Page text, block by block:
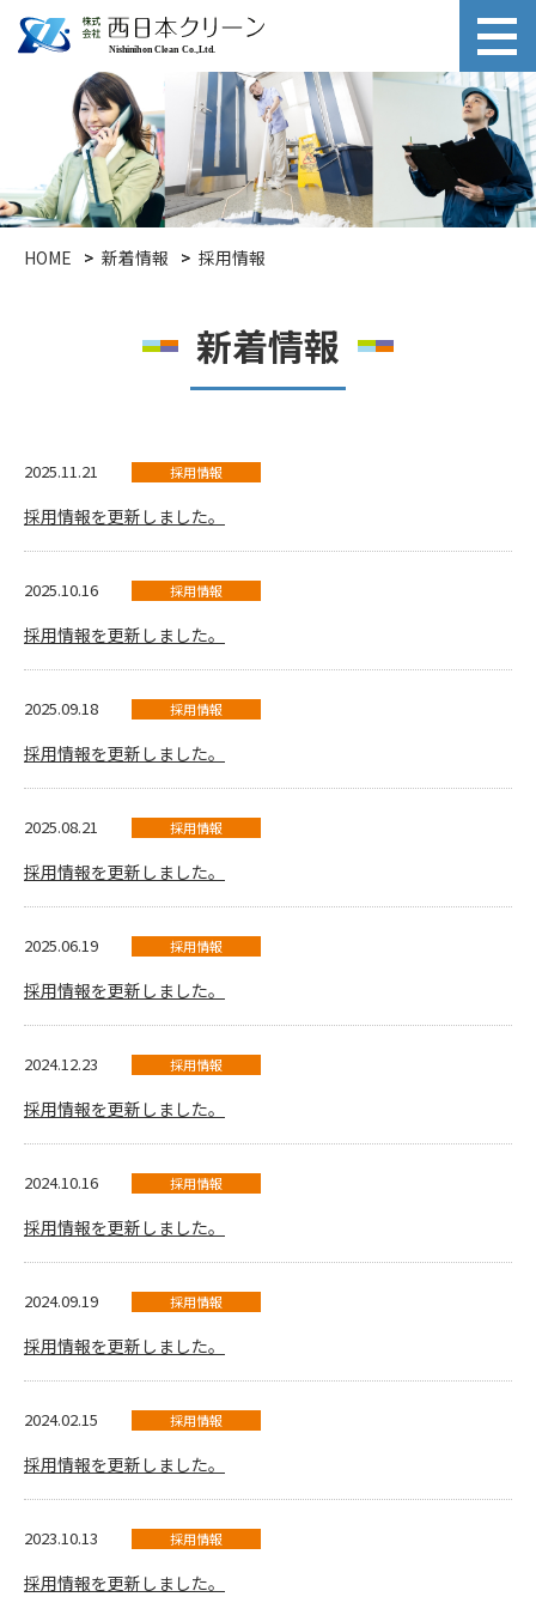
HOME 新着情報 採用情報
新着情報
2025.11.21 採用情報
採用情報を更新しました。
2025.10.16 採用情報
採用情報を更新しました。
2025.09.18 採用情報
採用情報を更新しました。
2025.08.21 採用情報
採用情報を更新しました。
2025.06.19 採用情報
採用情報を更新しました。
2024.12.23 採用情報
採用情報を更新しました。
2024.10.16 採用情報
採用情報を更新しました。
2024.09.19 採用情報
採用情報を更新しました。
2024.02.15 採用情報
採用情報を更新しました。
2023.10.13 採用情報
採用情報を更新しました。